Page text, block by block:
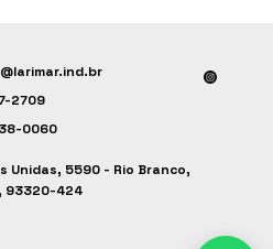
2709
0060
Unidas, 5590 - Rio Branco,
93320-424